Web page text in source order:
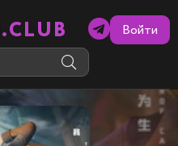
.CLUB Войти